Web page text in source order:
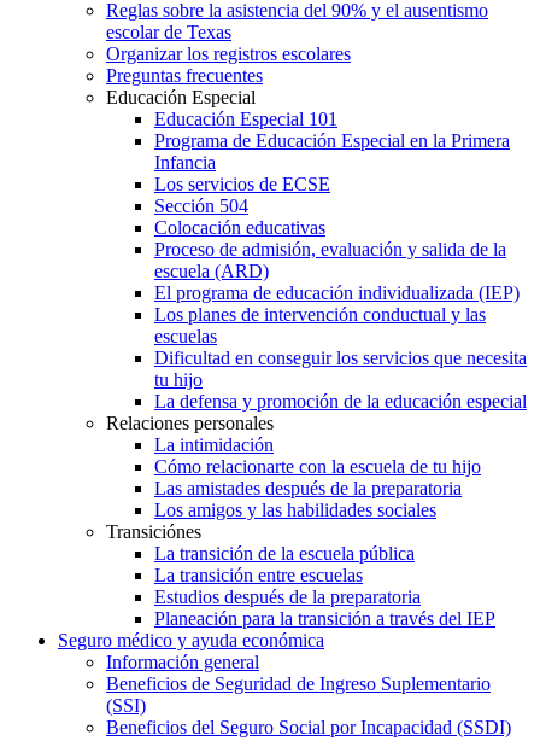
Reglas sobre la asistencia del 90% y el ausentismo
escolar de Texas
Organizar los registros escolares
Preguntas frecuentes
Educación Especial
Educación Especial 101
Programa de Educación Especial en la Primera
Infancia
Los servicios de ECSE
Sección 504
Colocación educativas
Proceso de admisión, evaluación y salida de la
escuela (ARD)
El programa de educación individualizada (IEP)
Los planes de intervención conductual y las
escuelas
Dificultad en conseguir los servicios que necesita
tu hijo
La defensa y promoción de la educación especial
Relaciones personales
La intimidación
Cómo relacionarte con la escuela de tu hijo
Las amistades después de la preparatoria
Los amigos y las habilidades sociales
Transiciónes
La transición de la escuela pública
La transición entre escuelas
Estudios después de la preparatoria
Planeación para la transición a través del IEP
Seguro médico y ayuda económica
Información general
Beneficios de Seguridad de Ingreso Suplementario
(SSI)
Beneficios del Seguro Social por Incapacidad (SSDI)